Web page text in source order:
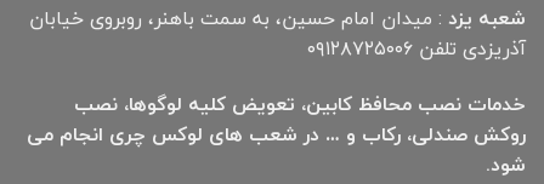
شعبه یزد : میدان امام حسین، به سمت باهنر، روبروی خیابان
آذریزدی تلفن ۰۹۱۲۸۷۲۵۰۰۶
خدمات نصب محافظ کابین، تعویض کلیه لوگوها، نصب
روکش صندلی، رکاب و … در شعب های لوکس چری انجام می
شود.